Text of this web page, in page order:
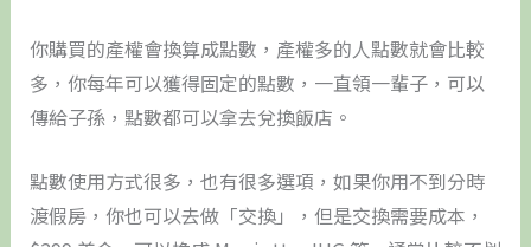
你購買的產權會換算成點數，產權多的人點數就會比較
多，你每年可以獲得固定的點數，一直領一輩子，可以
傳給子孫，點數都可以拿去兌換飯店。
點數使用方式很多，也有很多選項，如果你用不到分時
渡假房，你也可以去做「交換」，但是交換需要成本，